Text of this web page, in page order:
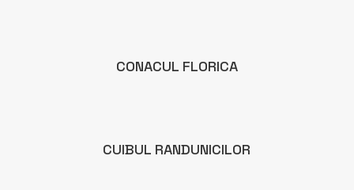
CONACUL FLORICA
CUIBUL RANDUNICILOR